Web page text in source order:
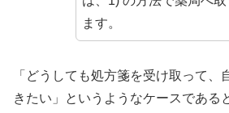
ます。
「どうしても処方箋を受け取って、
きたい」というようなケースである